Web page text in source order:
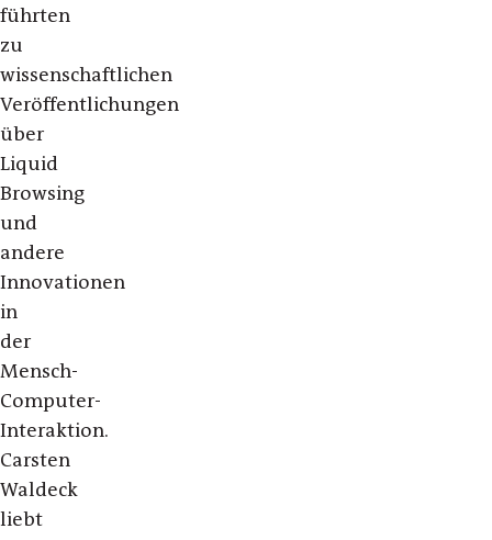
führten
zu
wissenschaftlichen
Veröffentlichungen
über
Liquid
Browsing
und
andere
Innovationen
in
der
Mensch-
Computer-
Interaktion.
Carsten
Waldeck
liebt